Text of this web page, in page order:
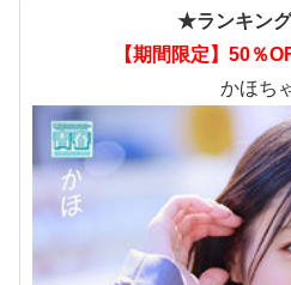
★ランキン
【期間限定】50％
かほち